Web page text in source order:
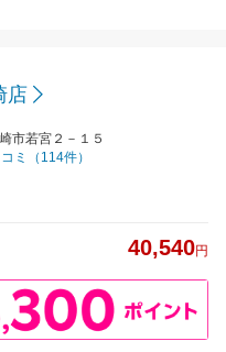
店
市若宮２－１５
ミ（114件）
40,540円